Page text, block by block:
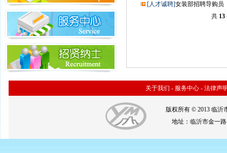
[人才诚聘]女装部招聘导购员
共13
关于我们 - 服务中心 - 法律声
版权所有 © 2013 临
地址：临沂市金一